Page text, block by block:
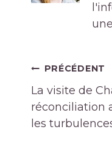
Navigation
de
l’article
PRÉCÉDENT
La visite de
réconciliation
les